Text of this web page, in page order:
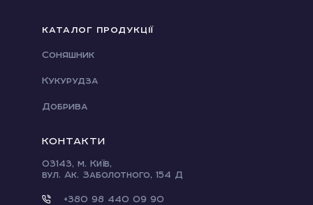
КАТАЛОГ ПРОДУКЦІЇ
Соняшник
Кукурудза
Добрива
КОНТАКТИ
03143, м. Київ,
вул. Ак. Заболотного, 154 Д
+380 98 440 09 90